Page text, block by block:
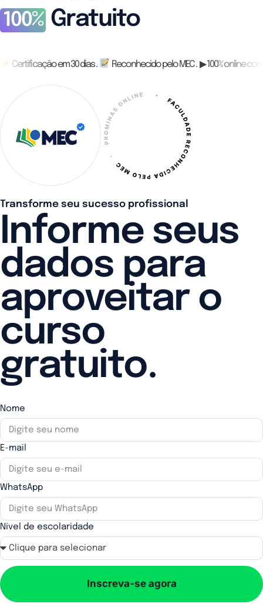
100% Gratuito
Certificação em 30 dias . Reconhecido pelo MEC . ▶ 100% online
Transforme seu sucesso profissional
Informe seus
dados para
aproveitar o
curso
gratuito.
Nome
E-mail
WhatsApp
Nível de escolaridade
Inscreva-se agora